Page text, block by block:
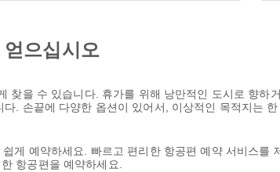
얻으십시오
찾을 수 있습니다. 휴가를 위해 낭만적인 도시로 향하
. 손끝에 다양한 옵션이 있어서, 이상적인 목적지는
게 예약하세요. 빠르고 편리한 항공편 예약 서비스를
항공편을 예약하세요.